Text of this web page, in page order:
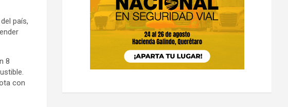
país,
8
con